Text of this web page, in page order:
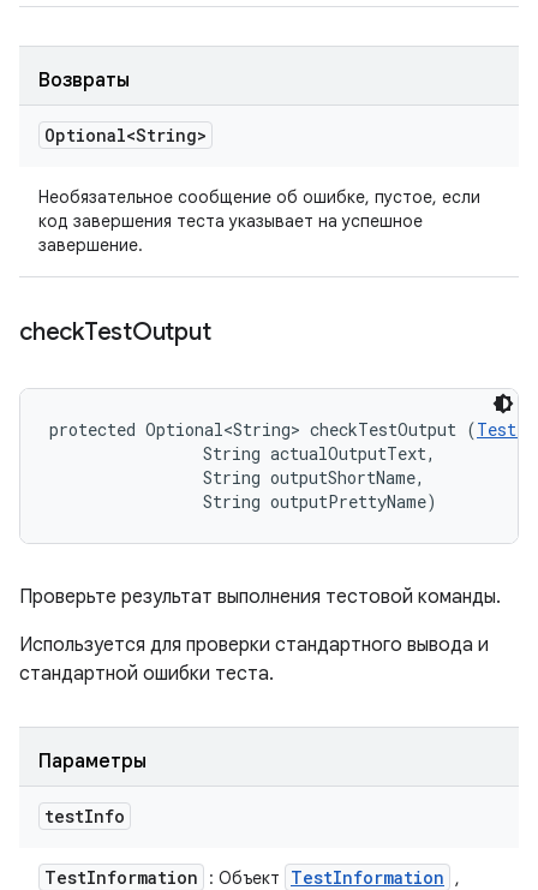
Возвраты
Optional<String>
Необязательное сообщение об ошибке, пустое, если
код завершения теста указывает на успешное
завершение.
checkTestOutput
protected Optional<String> checkTestOutput (
                String actualOutputText,
                String outputShortName,
                String outputPrettyName)
Проверьте результат выполнения тестовой команды.
Используется для проверки стандартного вывода и
стандартной ошибки теста.
Параметры
testInfo
TestInformation : Объект TestInformation
,